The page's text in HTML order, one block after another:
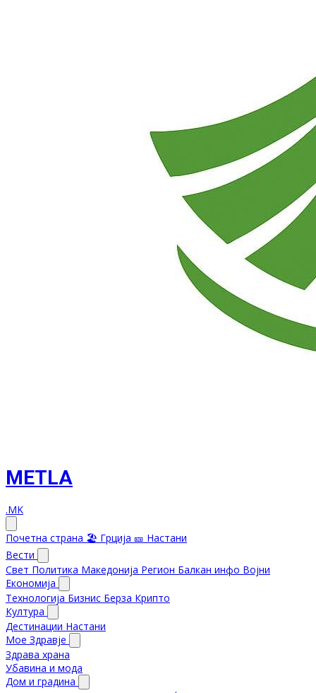
METLA
.MK
Почетна страна 🏖️ Грција 🎫 Настани
Вести
Свет Политика Македонија Регион Балкан инфо Војни
Економија
Технологија Бизнис Берза Крипто
Култура
Дестинации Настани
Мое Здравје
Здрава храна
Убавина и мода
Дом и градина